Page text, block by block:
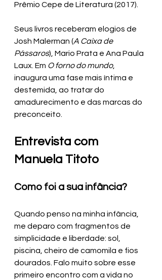
Prêmio Cepe de Literatura (2017).
Seus livros receberam elogios de
Josh Malerman (A Caixa de
Pássaros), Mario Prata e Ana Paula
Laux. Em O forno do mundo,
inaugura uma fase mais íntima e
destemida, ao tratar do
amadurecimento e das marcas do
preconceito.
Entrevista com
Manuela Titoto
Como foi a sua infância?
Quando penso na minha infância,
me deparo com fragmentos de
simplicidade e liberdade: sol,
piscina, cheiro de camomila e fios
dourados. Falo muito sobre esse
primeiro encontro com a vida no